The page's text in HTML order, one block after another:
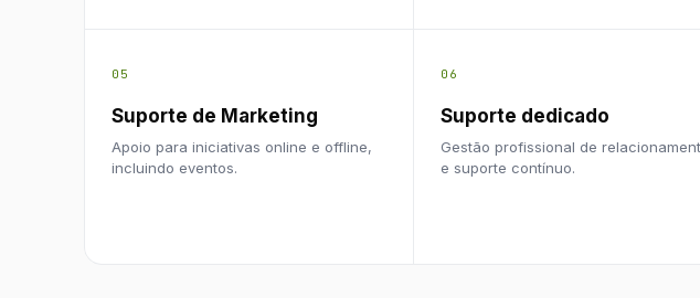
05
Suporte de Marketing
Apoio para iniciativas online e offline,
incluindo eventos.
06
Suporte dedicado
Gestão profissional de
e suporte contínuo.